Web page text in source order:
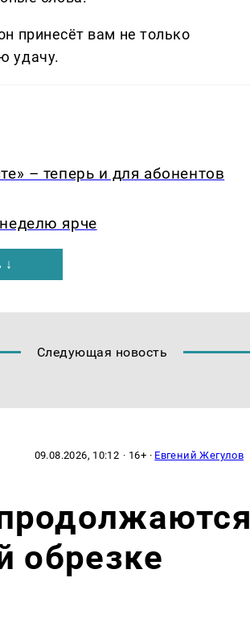
принесёт вам не только
удачу.
– теперь и для абонентов
ярче
↓
Следующая новость
09.08.2026, 10:12 · 16+ · Евгений Жегулов
обрезке